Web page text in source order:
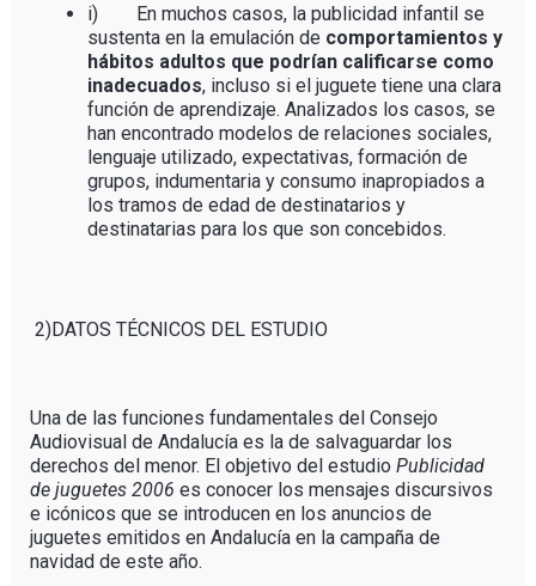
i) En muchos casos, la publicidad infantil se
sustenta en la emulación de comportamientos y
hábitos adultos que podrían calificarse como
inadecuados, incluso si el juguete tiene una clara
función de aprendizaje. Analizados los casos, se
han encontrado modelos de relaciones sociales,
lenguaje utilizado, expectativas, formación de
grupos, indumentaria y consumo inapropiados a
los tramos de edad de destinatarios y
destinatarias para los que son concebidos.
2)DATOS TÉCNICOS DEL ESTUDIO
Una de las funciones fundamentales del Consejo
Audiovisual de Andalucía es la de salvaguardar los
derechos del menor. El objetivo del estudio Publicidad
de juguetes 2006 es conocer los mensajes discursivos
e icónicos que se introducen en los anuncios de
juguetes emitidos en Andalucía en la campaña de
navidad de este año.